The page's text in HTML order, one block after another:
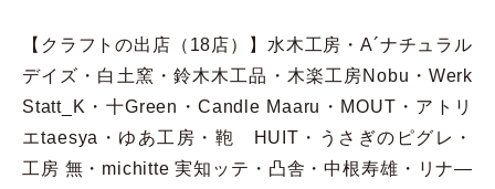
【クラフトの出店（18店）】水木工房・A´ナチュラル
デイズ・白土窯・鈴木木工品・木楽工房Nobu・Werk
Statt_K・十Green・Candle Maaru・MOUT・アトリ
エtaesya・ゆあ工房・鞄 HUIT・うさぎのピグレ・
工房 無・michitte 実知ッテ・凸舎・中根寿雄・リナ―